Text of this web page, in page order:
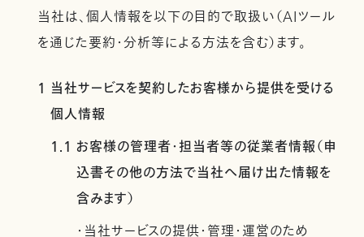
当社は、個人情報を以下の目的で取扱い（AIツール
を通じた要約・分析等による方法を含む）ます。
1 当社サービスを契約したお客様から提供を受ける
個人情報
1.1 お客様の管理者・担当者等の従業者情報（申
込書その他の方法で当社へ届け出た情報を
含みます）
・当社サービスの提供・管理・運営のため